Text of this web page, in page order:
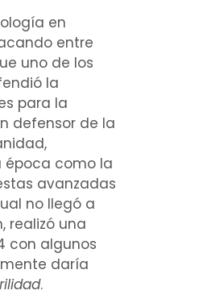
en
entre
uno de los
la
para la
defensor de la
época como la
avanzadas
no llegó a
realizó una
con algunos
daría
.